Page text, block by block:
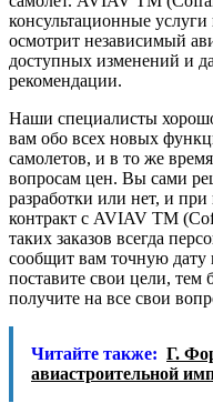
консультационные
осмотрит независимый
доступных изменений и
рекомендации.
Наши специалисты
вам обо всех новых
самолетов, и в то же
вопросам цен. Вы сами
разработки или нет, и
контракт с AVIAV TM
таких заказов всегда
сообщит вам точную
поставите свои цели, тем
получите на все свои
Читайте также: Г.
авиастроительной